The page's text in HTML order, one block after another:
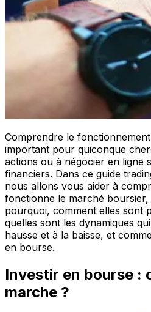
Comprendre le
important pour quiconque
actions ou à négocier en ligne
financiers. Dans ce guide
nous allons vous aider à
fonctionne le marché boursier,
pourquoi, comment elles sont
quelles sont les dynamiques
hausse et à la baisse, et
en bourse.
Investir en bourse :
marche ?